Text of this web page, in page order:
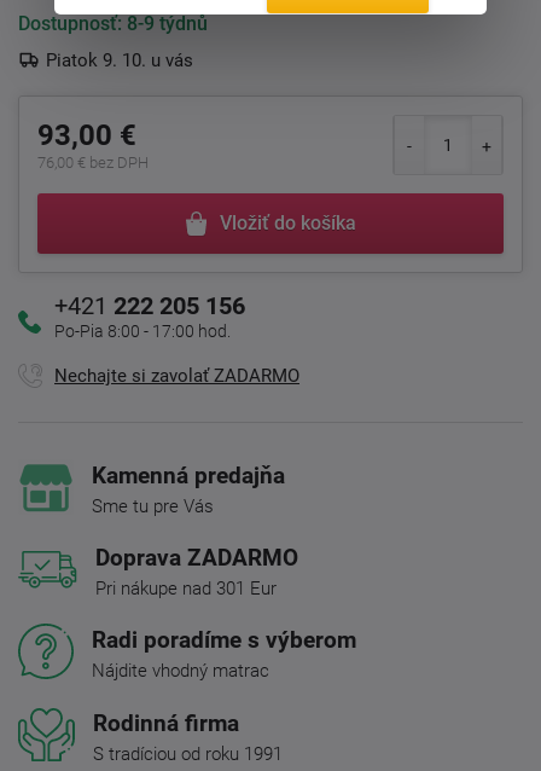
Dostupnosť: 8-9 týdnů
Piatok 9. 10. u vás
93,00 €
76,00 € bez DPH
Vložiť do košíka
+421 222 205 156
Po-Pia 8:00 - 17:00 hod.
Nechajte si zavolať ZADARMO
Kamenná predajňa
Sme tu pre Vás
Doprava ZADARMO
Pri nákupe nad 301 Eur
Radi poradíme s výberom
Nájdite vhodný matrac
Rodinná firma
S tradíciou od roku 1991